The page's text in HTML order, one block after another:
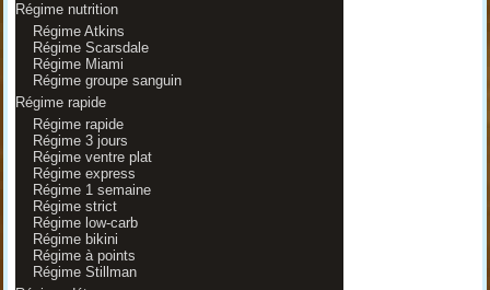
Régime nutrition
Régime Atkins
Régime Scarsdale
Régime Miami
Régime groupe sanguin
Régime rapide
Régime rapide
Régime 3 jours
Régime ventre plat
Régime express
Régime 1 semaine
Régime strict
Régime low-carb
Régime bikini
Régime à points
Régime Stillman